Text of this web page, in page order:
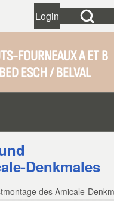
Open Search
User account
LoginOpen login
FOURNEAUX A ET B
ESCH / BELVAL
Denkmales
des Amicale-